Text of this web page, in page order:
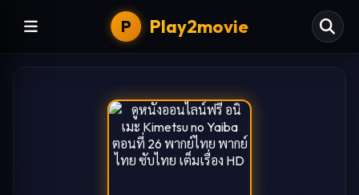
P Play2movie